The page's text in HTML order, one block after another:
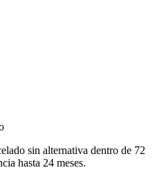
sin alternativa dentro de 72
hasta 24 meses.